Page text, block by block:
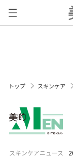
トップ スキンケア
スキンケアニュース